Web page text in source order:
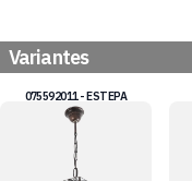
Variantes
075592011 - ESTEPA